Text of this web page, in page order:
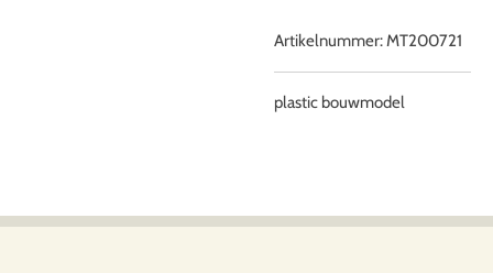
Artikelnummer:MT200721
plastic bouwmodel